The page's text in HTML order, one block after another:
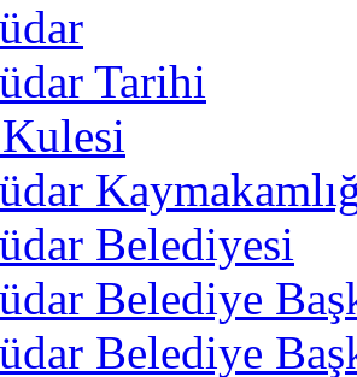
Tarihi
Belediyesi
Belediye
Belediye